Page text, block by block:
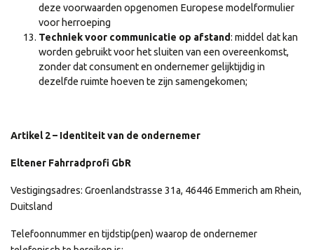
deze voorwaarden opgenomen Europese modelformulier
voor herroeping
Techniek voor communicatie op afstand: middel dat kan
worden gebruikt voor het sluiten van een overeenkomst,
zonder dat consument en ondernemer gelijktijdig in
dezelfde ruimte hoeven te zijn samengekomen;
Artikel 2 – Identiteit van de ondernemer
Eltener Fahrradprofi GbR
Vestigingsadres: Groenlandstrasse 31a, 46446 Emmerich am Rhein,
Duitsland
Telefoonnummer en tijdstip(pen) waarop de ondernemer